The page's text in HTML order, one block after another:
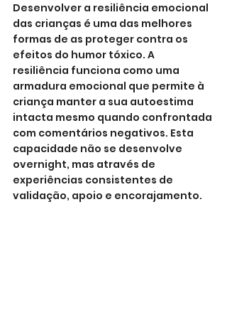
Desenvolver a resiliência emocional
das crianças é uma das melhores
formas de as proteger contra os
efeitos do humor tóxico. A
resiliência funciona como uma
armadura emocional que permite à
criança manter a sua autoestima
intacta mesmo quando confrontada
com comentários negativos. Esta
capacidade não se desenvolve
overnight, mas através de
experiências consistentes de
validação, apoio e encorajamento.